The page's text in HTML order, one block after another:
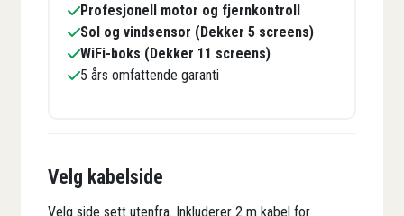
Profesjonell motor og fjernkontroll
Sol og vindsensor (Dekker 5 screens)
WiFi-boks (Dekker 11 screens)
5 års omfattende garanti
Velg kabelside
Velg side sett utenfra. Inkluderer 2 m kabel for